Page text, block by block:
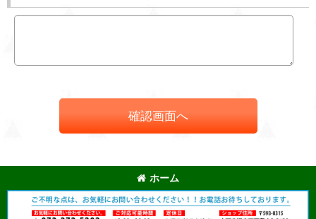
確認画面へ
ホーム